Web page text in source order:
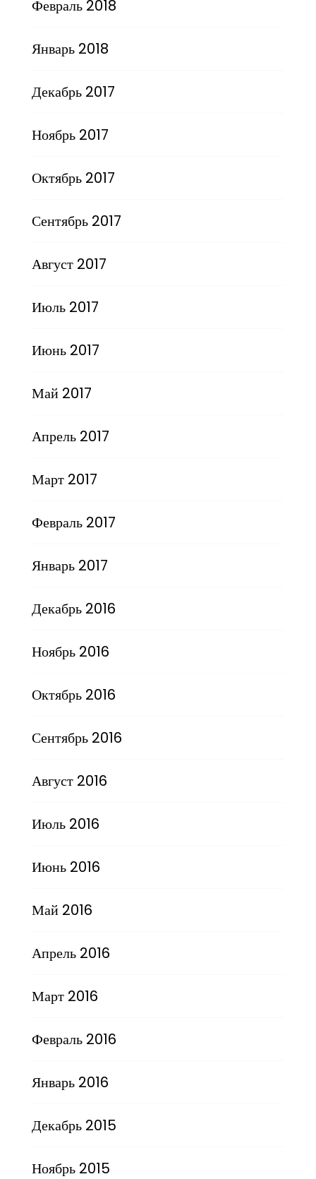
Февраль 2018
Январь 2018
Декабрь 2017
Ноябрь 2017
Октябрь 2017
Сентябрь 2017
Август 2017
Июль 2017
Июнь 2017
Май 2017
Апрель 2017
Март 2017
Февраль 2017
Январь 2017
Декабрь 2016
Ноябрь 2016
Октябрь 2016
Сентябрь 2016
Август 2016
Июль 2016
Июнь 2016
Май 2016
Апрель 2016
Март 2016
Февраль 2016
Январь 2016
Декабрь 2015
Ноябрь 2015